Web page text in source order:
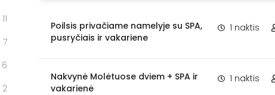
11
7
6
2
Poilsis privačiame namelyje su SPA,
pusryčiais ir vakariene
1 naktis
Nakvynė Molėtuose dviem + SPA ir
vakarienė
1 naktis